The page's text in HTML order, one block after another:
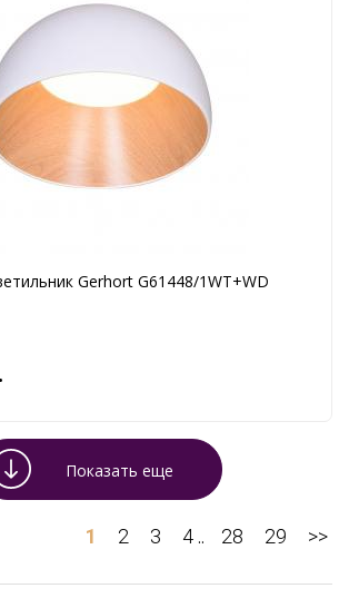
Gerhort G61448/1WT+WD
Показать еще
1 2 3 4 .. 28 29 >>